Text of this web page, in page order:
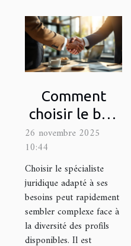
Comment
choisir le bon
spécialiste
juridique pour
vos besoins ?
26 novembre 2025
10:44
Choisir le spécialiste
juridique adapté à ses
besoins peut rapidement
sembler complexe face à
la diversité des profils
disponibles. Il est